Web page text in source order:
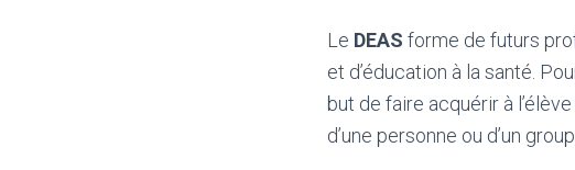
Le DEAS forme de futurs
et d’éducation à la santé.
but de faire acquérir à
d’une personne ou d’un